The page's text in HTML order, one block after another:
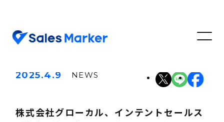
2025.4.9 NEWS
株式会社グローカル、インテントセールス